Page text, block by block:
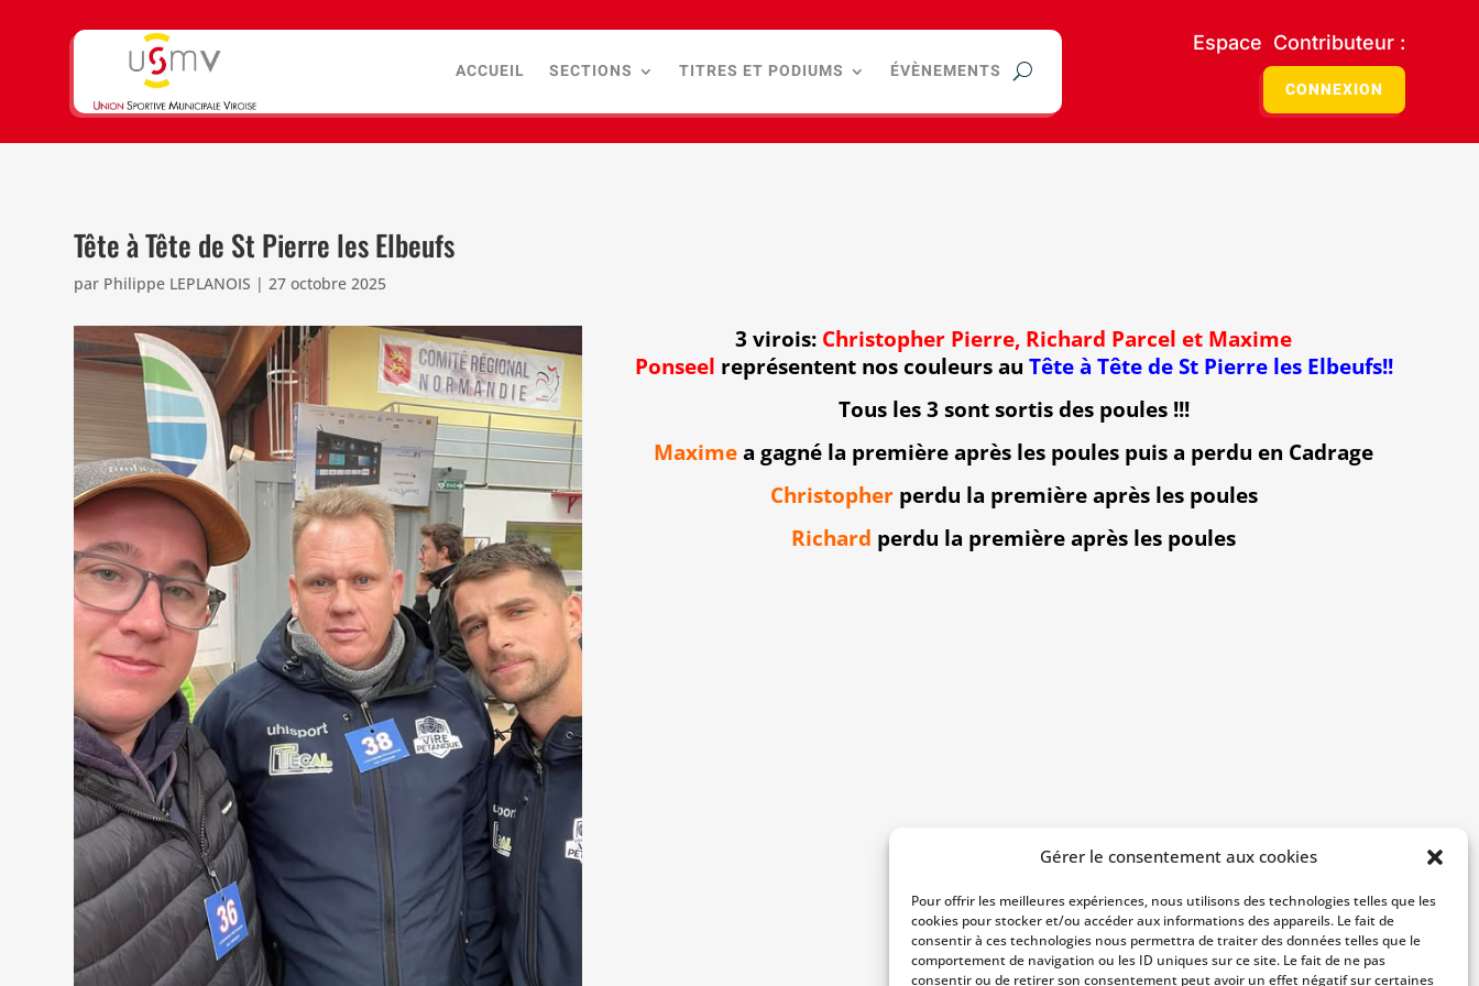
Gérer le consentement aux cookies
Pour offrir les meilleures expériences, nous utilisons des technologies telles que les
cookies pour stocker et/ou accéder aux informations des appareils. Le fait de
consentir à ces technologies nous permettra de traiter des données telles que le
comportement de navigation ou les ID uniques sur ce site. Le fait de ne pas
consentir ou de retirer son consentement peut avoir un effet négatif sur certaines
ACCUEIL SECTIONS TITRES ET PODIUMS ÉVÈNEMENTS
Espace Contributeur :
CONNEXION
Tête à Tête de St Pierre les Elbeufs
par Philippe LEPLANOIS |27 octobre 2025
3 virois: Christopher Pierre, Richard Parcel et Maxime
Ponseel représentent nos couleurs au Tête à Tête de St Pierre les Elbeufs!!
Tous les 3 sont sortis des poules !!!
Maxime a gagné la première après les poules puis a perdu en Cadrage
Christopherperdu la première après les poules
Richard perdu la première après les poules